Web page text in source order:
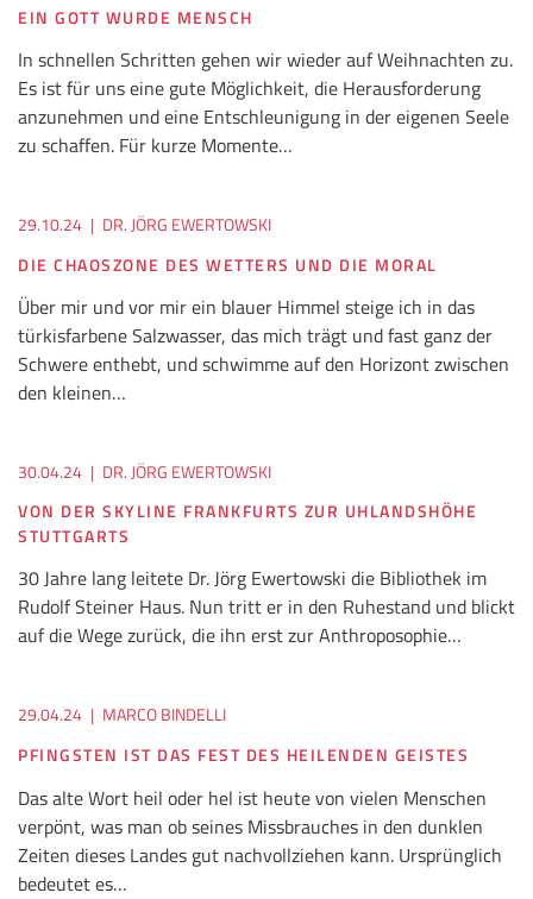
EIN GOTT WURDE MENSCH
In schnellen Schritten gehen wir wieder auf Weihnachten zu.
Es ist für uns eine gute Möglichkeit, die Herausforderung
anzunehmen und eine Entschleunigung in der eigenen Seele
zu schaffen. Für kurze Momente…
29.10.24 | DR. JÖRG EWERTOWSKI
DIE CHAOSZONE DES WETTERS UND DIE MORAL
Über mir und vor mir ein blauer Himmel steige ich in das
türkisfarbene Salzwasser, das mich trägt und fast ganz der
Schwere enthebt, und schwimme auf den Horizont zwischen
den kleinen…
30.04.24 | DR. JÖRG EWERTOWSKI
VON DER SKYLINE FRANKFURTS ZUR UHLANDSHÖHE
STUTTGARTS
30 Jahre lang leitete Dr. Jörg Ewertowski die Bibliothek im
Rudolf Steiner Haus. Nun tritt er in den Ruhestand und blickt
auf die Wege zurück, die ihn erst zur Anthroposophie…
29.04.24 | MARCO BINDELLI
PFINGSTEN IST DAS FEST DES HEILENDEN GEISTES
Das alte Wort heil oder hel ist heute von vielen Menschen
verpönt, was man ob seines Missbrauches in den dunklen
Zeiten dieses Landes gut nachvollziehen kann. Ursprünglich
bedeutet es…